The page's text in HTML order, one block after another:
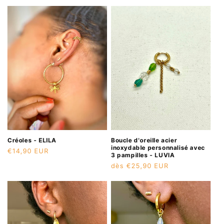
Créoles - ELILA
Prix
€14,90 EUR
Boucle d'oreille acier
inoxydable personnalisé avec
3 pampilles - LUVIA
Prix
dès €25,90 EUR